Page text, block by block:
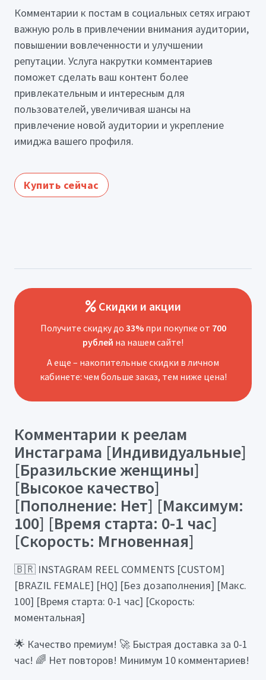
Комментарии к постам в социальных сетях играют
важную роль в привлечении внимания аудитории,
повышении вовлеченности и улучшении
репутации. Услуга накрутки комментариев
поможет сделать ваш контент более
привлекательным и интересным для
пользователей, увеличивая шансы на
привлечение новой аудитории и укрепление
имиджа вашего профиля.
Купить сейчас
Скидки и акции
Получите скидку до 33%при покупке от 700
рублей на нашем сайте!
А еще – накопительные скидки в личном
кабинете: чем больше заказ, тем ниже цена!
Комментарии к реелам
Инстаграма [Индивидуальные]
[Бразильские женщины]
[Высокое качество]
[Пополнение: Нет] [Максимум:
100] [Время старта: 0-1 час]
[Скорость: Мгновенная]
🇧🇷 INSTAGRAM REEL COMMENTS [CUSTOM]
[BRAZIL FEMALE] [HQ] [Без дозаполнения] [Макс.
100] [Время старта: 0-1 час] [Скорость:
моментальная]
🌟 Качество премиум! 🚀 Быстрая доставка за 0-1
час! 🌈 Нет повторов! Минимум 10 комментариев!